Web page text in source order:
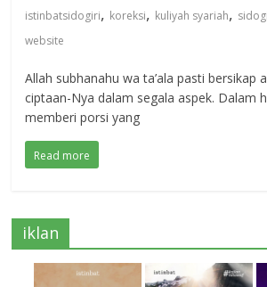
istinbatsidogiri, koreksi, kuliyah syariah,
website
Allah subhanahu wa ta’ala pasti bersikap
ciptaan-Nya dalam segala aspek. Dalam
memberi porsi yang
Read more
iklan